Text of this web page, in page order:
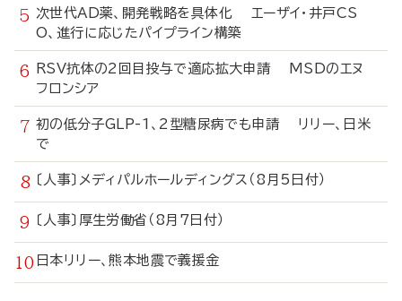
次世代AD薬、開発戦略を具体化 エーザイ・井戸CS
O、進行に応じたパイプライン構築
RSV抗体の2回目投与で適応拡大申請 MSDのエヌ
フロンシア
初の低分子GLP-1、2型糖尿病でも申請 リリー、日米
で
〔人事〕メディパルホールディングス（8月5日付）
〔人事〕厚生労働省（8月7日付）
日本リリー、熊本地震で義援金